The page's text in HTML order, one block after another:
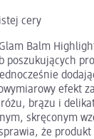
cery
Balm
poszukujących
efekt
brązu i
skręconym
że produkt